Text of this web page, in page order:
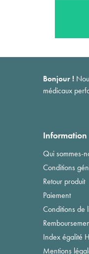
Bonjour !
médicaux
Information
Qui sommes-
Conditions
Retour produit
Paiement
Conditions de
Index égalité
Mentions